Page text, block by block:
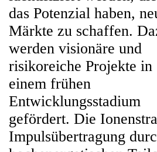
das Potenzial haben,
Märkte zu schaffen.
werden visionäre und
risikoreiche Projekte in
einem frühen
Entwicklungsstadium
gefördert. Die
Impulsübertragung